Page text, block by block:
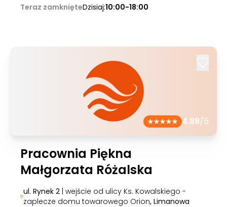
Teraz zamknięteDzisiaj:10:00-18:00
4.88/5
Pracownia Piękna
Małgorzata Różalska
ul. Rynek 2| wejście od ulicy Ks. Kowalskiego -
zaplecze domu towarowego Orion, Limanowa